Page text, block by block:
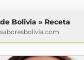
Bolivia » Receta